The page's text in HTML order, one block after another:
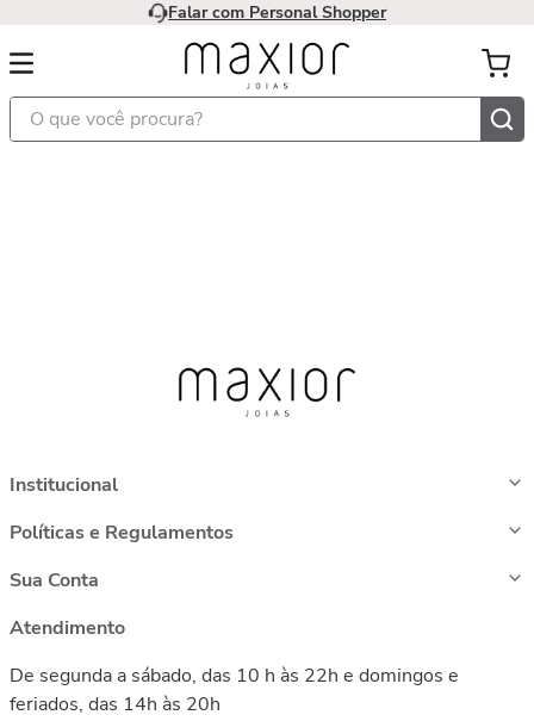
Falar com Personal Shopper
O que você procura?
Institucional
Políticas e Regulamentos
Sua Conta
Atendimento
De segunda a sábado, das 10 h às 22h e domingos e
feriados, das 14h às 20h